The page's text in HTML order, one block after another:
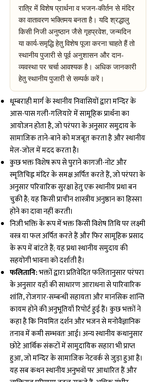
रात्रि में विशेष प्रार्थना व भजन-कीर्तन से मंदिर
का वातावरण भक्तिमय बनता है। यदि श्रद्धालु
किसी निजी अनुष्ठान जैसे गृहप्रवेश, जन्मदिन
या कार्य-समृद्धि हेतु विशेष पूजा करना चाहते हैं तो
स्थानीय पुजारी से पूर्व अनुशासन और दान-
व्यवस्था पर चर्चा आवश्यक है। अधिक जानकारी
हेतु स्थानीय पुजारी से सम्पर्क करें।
धूम्बराही मार्ग के स्थानीय निवासियों द्वारा मन्दिर के
आस-पास गली-गलियारे में सामूहिक प्रार्थना का
आयोजन होता है, जो परंपरा के अनुसार समुदाय के
सामाजिक ताने-बाने को मजबूत करता है और स्थानीय
मेल-जोल में मदद करता है।
कुछ भक्त विशेष रूप से पुराने कागजी-नोट और
स्मृतिचिह्न मंदिर के समक्ष अर्पित करते हैं, जो परंपरा के
अनुसार परिवारिक सुरक्षा हेतु एक स्थानीय प्रथा बन
चुकी है; यह किसी प्राचीन शास्त्रीय अनुष्ठान का हिस्सा
होने का दावा नहीं करती।
निजी भक्ति के रूप में भक्त किसी विशेष तिथि पर लक्ष्मी
वस्त्र या फल अर्पित करते हैं और फिर सामूहिक प्रसाद
के रूप में बांटते हैं; यह प्रथा स्थानीय समुदाय की
सहयोगी भावना को दर्शाती है।
फलितानि:भक्तों द्वारा प्रतिवेदित फलितानुसार परंपरा
के अनुसार यहाँ की साधारण आराधना से पारिवारिक
शांति, रोजगार-सम्बन्धी सहायता और मानसिक शान्ति
कायम होने की अनुभूतियाँ रिपोर्ट हुई हैं। कुछ भक्तों ने
कहा है कि नियमित दर्शन और भजन से मनोवैज्ञानिक
तनाव में कमी सम्भवतः आई। अन्य स्थानीय कथानुसार
छोटे आर्थिक संकटों में सामुदायिक सहारा भी प्राप्त
हुआ, जो मन्दिर के सामाजिक नेटवर्क से जुड़ा हुआ है।
यह सब कथन स्थानीय अनुभवों पर आधारित हैं और